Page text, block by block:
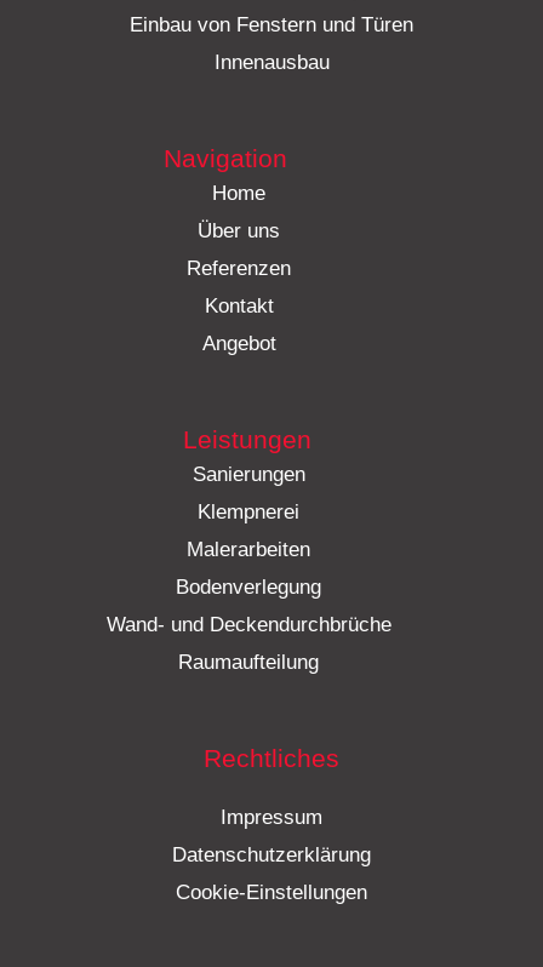
Einbau von Fenstern und Türen
Innenausbau
Navigation
Home
Über uns
Referenzen
Kontakt
Angebot
Leistungen
Sanierungen
Klempnerei
Malerarbeiten
Bodenverlegung
Wand- und Deckendurchbrüche
Raumaufteilung
Rechtliches
Impressum
Datenschutzerklärung
Cookie-Einstellungen